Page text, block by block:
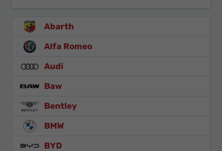
Abarth
Alfa Romeo
Audi
Baw
Bentley
BMW
BYD